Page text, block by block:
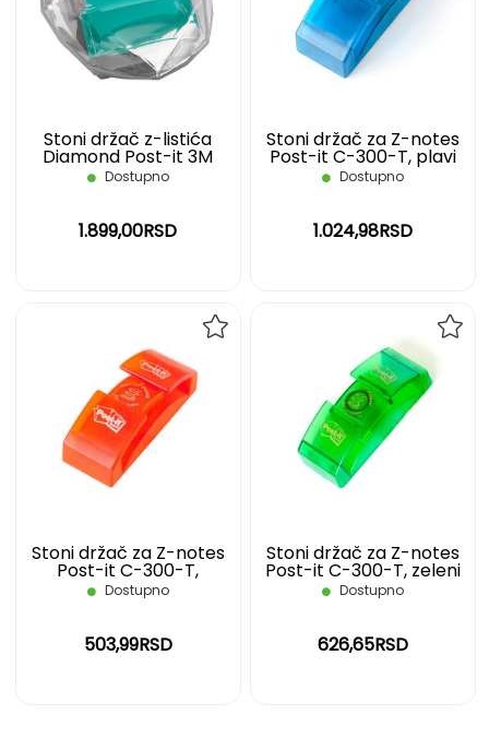
Stoni držač z-listića
Diamond Post-it 3M
Dostupno
1.899,00RSD
Stoni držač za Z-notes
Post-it C-300-T, plavi
Dostupno
1.024,98RSD
Stoni držač za Z-notes
Post-it C-300-T,
narandžasti
Dostupno
503,99RSD
Stoni držač za Z-notes
Post-it C-300-T, zeleni
Dostupno
626,65RSD